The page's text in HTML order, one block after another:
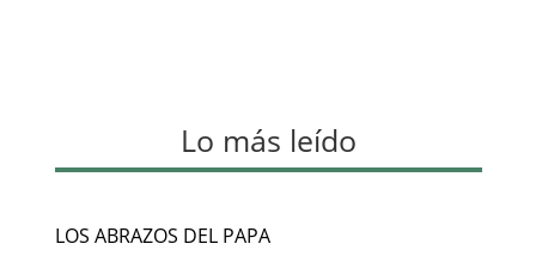
Lo más leído
LOS ABRAZOS DEL PAPA